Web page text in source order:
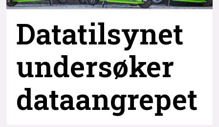
Datatilsynet
undersøker
dataangrepet